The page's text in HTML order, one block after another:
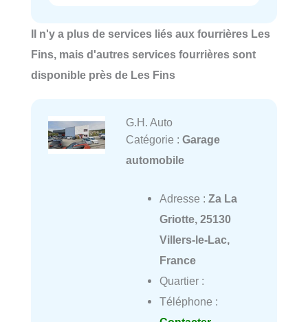
Il n'y a plus de services liés aux fourrières Les
Fins, mais d'autres services fourrières sont
disponible près de Les Fins
G.H. Auto
Catégorie : Garage
automobile
Adresse : Za La
Griotte, 25130
Villers-le-Lac,
France
Quartier :
Téléphone :